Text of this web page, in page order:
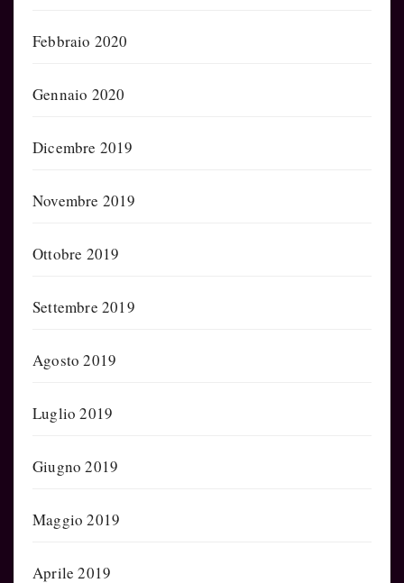
Febbraio 2020
Gennaio 2020
Dicembre 2019
Novembre 2019
Ottobre 2019
Settembre 2019
Agosto 2019
Luglio 2019
Giugno 2019
Maggio 2019
Aprile 2019